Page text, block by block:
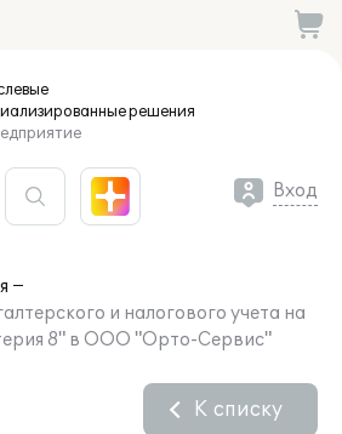
решения
Вход
и налогового учета на
8" в ООО "Орто-Сервис"
К списку